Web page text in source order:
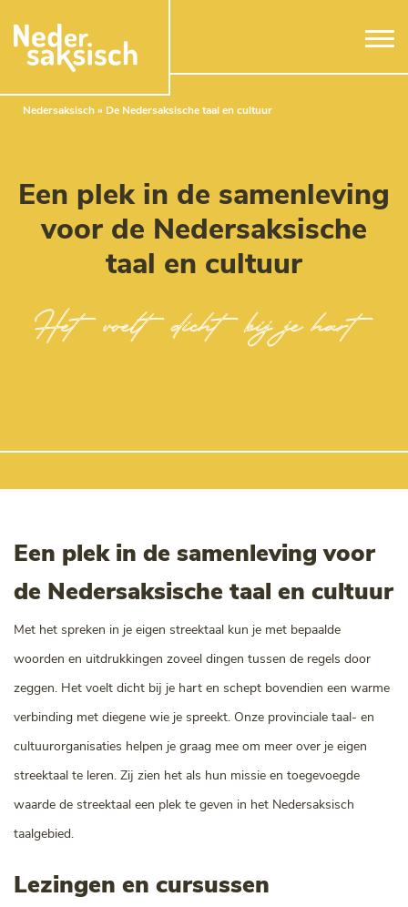
Nedersaksisch» De Nedersaksische taal en cultuur
Een plek in de samenleving
voor de Nedersaksische
taal en cultuur
Een plek in de samenleving voor
de Nedersaksische taal en cultuur
Met het spreken in je eigen streektaal kun je met bepaalde
woorden en uitdrukkingen zoveel dingen tussen de regels door
zeggen. Het voelt dicht bij je hart en schept bovendien een warme
verbinding met diegene wie je spreekt. Onze provinciale taal- en
cultuurorganisaties helpen je graag mee om meer over je eigen
streektaal te leren. Zij zien het als hun missie en toegevoegde
waarde de streektaal een plek te geven in het Nedersaksisch
taalgebied.
Lezingen en cursussen